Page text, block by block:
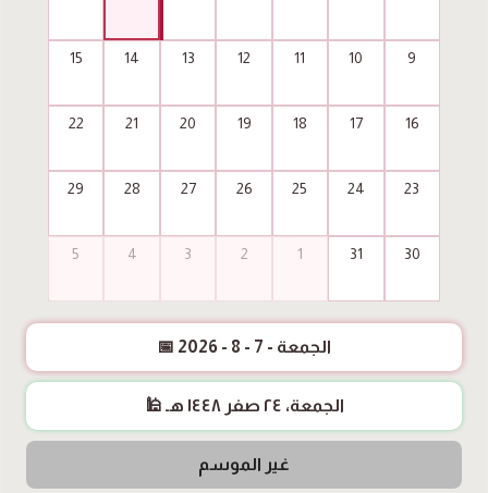
9
10
11
12
13
14
15
16
17
18
19
20
21
22
23
24
25
26
27
28
29
30
31
1
2
3
4
5
📅 الجمعة - 7 - 8 - 2026
🕌 الجمعة، ٢٤ صفر ١٤٤٨ هـ
غير الموسم